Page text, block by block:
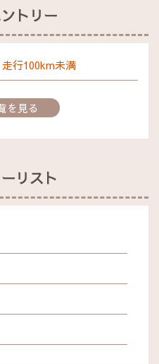
トリー
行100km未満
を見る
リスト